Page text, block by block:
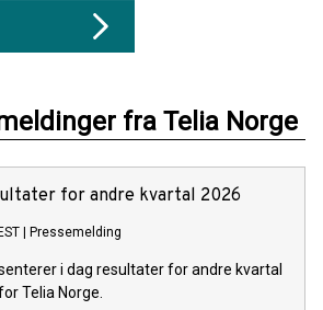
fra Telia Norge
for andre kvartal 2026
Pressemelding
i dag resultater for andre kvartal
Telia Norge.